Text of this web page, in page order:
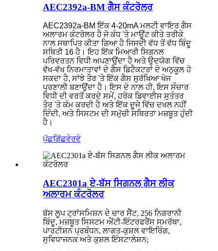
AEC2392a-BM ਗੈਸ ਕੰਟਰੋਲਰ
AEC2392a-BM ਇੱਕ 4-20mA ਮਲਟੀ ਵਾਇਰ ਗੈਸ
ਅਲਾਰਮ ਕੰਟਰੋਲਰ ਹੈ ਜੋ ਕੰਧ 'ਤੇ ਮਾਊਂਟ ਕੀਤੇ ਤਰੀਕੇ
ਨਾਲ ਸਥਾਪਿਤ ਕੀਤਾ ਗਿਆ ਹੈ ਜਿਸਦੀ ਵੱਧ ਤੋਂ ਵੱਧ ਬਿੰਦੂ
ਸਥਿਤੀ 16 ਹੈ। ਇਹ ਇੱਕ ਮਿਆਰੀ ਸਿਗਨਲ
ਪਰਿਵਰਤਨ ਵਿਧੀ ਅਪਣਾਉਂਦਾ ਹੈ ਅਤੇ ਉਦਯੋਗ ਵਿੱਚ
ਵੱਖ-ਵੱਖ ਨਿਰਮਾਤਾਵਾਂ ਦੇ ਗੈਸ ਡਿਟੈਕਟਰਾਂ ਦੇ ਅਨੁਕੂਲ ਹੋ
ਸਕਦਾ ਹੈ, ਸਾਂਝੇ ਤੌਰ 'ਤੇ ਇੱਕ ਗੈਸ ਸੁਰੱਖਿਆ ਖੋਜ
ਪ੍ਰਣਾਲੀ ਬਣਾਉਂਦਾ ਹੈ। ਇਸ ਦੇ ਨਾਲ ਹੀ, ਇਸ ਸੰਚਾਰ
ਵਿਧੀ ਦੀ ਵਰਤੋਂ ਕਰਦੇ ਸਮੇਂ, ਹਰੇਕ ਡਿਵਾਈਸ ਸੁਤੰਤਰ
ਤੌਰ 'ਤੇ ਕੰਮ ਕਰਦੀ ਹੈ ਅਤੇ ਇੱਕ ਦੂਜੇ ਵਿੱਚ ਦਖਲ ਨਹੀਂ
ਦਿੰਦੀ, ਅਤੇ ਸਿਸਟਮ ਦੀ ਸਮੁੱਚੀ ਸਥਿਰਤਾ ਮਜ਼ਬੂਤ ​​ਹੁੰਦੀ
ਹੈ।
ਪੁੱਛਗਿੱਛਵੇਰਵੇ
AEC2301a ਏ-ਬੱਸ ਸਿਗਨਲ ਗੈਸ ਲੀਕ
ਅਲਾਰਮ ਕੰਟਰੋਲਰ
ਬੱਸ ਲੂਪ ਟ੍ਰਾਂਸਮਿਸ਼ਨ ਦੇ ਚਾਰ ਸੈੱਟ, 256 ਨਿਗਰਾਨੀ
ਬਿੰਦੂ, ਮਜ਼ਬੂਤ ​​ਸਿਸਟਮ ਐਂਟੀ-ਇੰਟਰਫਰੈਂਸ ਸਮਰੱਥਾ,
ਪਾਰਟੀਸ਼ਨ ਪ੍ਰਬੰਧਨ, ਲਾਗਤ-ਕੁਸ਼ਲ ਵਾਇਰਿੰਗ,
ਸੁਵਿਧਾਜਨਕ ਅਤੇ ਕੁਸ਼ਲ ਇੰਸਟਾਲੇਸ਼ਨ;